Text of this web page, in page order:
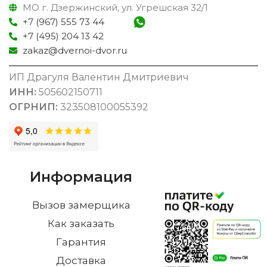
МО г. Дзержинский, ул. Угрешская 32/1
+7 (967) 555 73 44
+7 (495) 204 13 42
zakaz@dvernoi-dvor.ru
ИП Драгуля Валентин Дмитриевич
ИНН: 505602150711
ОГРНИП: 323508100055392
Информация
Вызов замерщика
Как заказать
Гарантия
Доставка